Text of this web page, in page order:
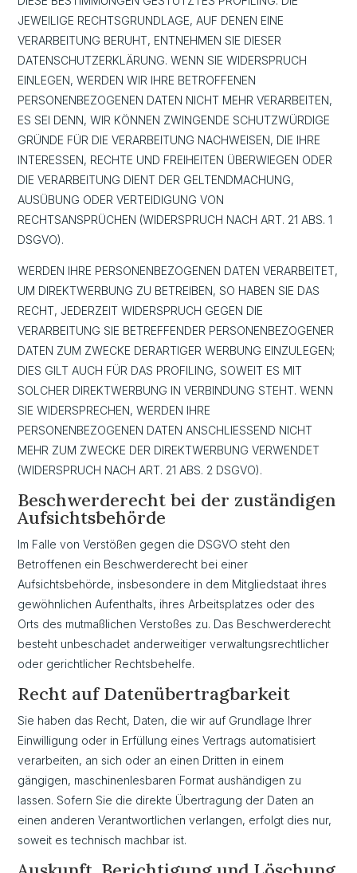
JEWEILIGE RECHTSGRUNDLAGE, AUF DENEN EINE
VERARBEITUNG BERUHT, ENTNEHMEN SIE DIESER
DATENSCHUTZERKLÄRUNG. WENN SIE WIDERSPRUCH
EINLEGEN, WERDEN WIR IHRE BETROFFENEN
PERSONENBEZOGENEN DATEN NICHT MEHR VERARBEITEN,
ES SEI DENN, WIR KÖNNEN ZWINGENDE SCHUTZWÜRDIGE
GRÜNDE FÜR DIE VERARBEITUNG NACHWEISEN, DIE IHRE
INTERESSEN, RECHTE UND FREIHEITEN ÜBERWIEGEN ODER
DIE VERARBEITUNG DIENT DER GELTENDMACHUNG,
AUSÜBUNG ODER VERTEIDIGUNG VON
RECHTSANSPRÜCHEN (WIDERSPRUCH NACH ART. 21 ABS. 1
DSGVO).
WERDEN IHRE PERSONENBEZOGENEN DATEN VERARBEITET,
UM DIREKTWERBUNG ZU BETREIBEN, SO HABEN SIE DAS
RECHT, JEDERZEIT WIDERSPRUCH GEGEN DIE
VERARBEITUNG SIE BETREFFENDER PERSONENBEZOGENER
DATEN ZUM ZWECKE DERARTIGER WERBUNG EINZULEGEN;
DIES GILT AUCH FÜR DAS PROFILING, SOWEIT ES MIT
SOLCHER DIREKTWERBUNG IN VERBINDUNG STEHT. WENN
SIE WIDERSPRECHEN, WERDEN IHRE
PERSONENBEZOGENEN DATEN ANSCHLIESSEND NICHT
MEHR ZUM ZWECKE DER DIREKTWERBUNG VERWENDET
(WIDERSPRUCH NACH ART. 21 ABS. 2 DSGVO).
Beschwerde­recht bei der zuständigen
Aufsichts­behörde
Im Falle von Verstößen gegen die DSGVO steht den
Betroffenen ein Beschwerderecht bei einer
Aufsichtsbehörde, insbesondere in dem Mitgliedstaat ihres
gewöhnlichen Aufenthalts, ihres Arbeitsplatzes oder des
Orts des mutmaßlichen Verstoßes zu. Das Beschwerderecht
besteht unbeschadet anderweitiger verwaltungsrechtlicher
oder gerichtlicher Rechtsbehelfe.
Recht auf Daten­übertrag­barkeit
Sie haben das Recht, Daten, die wir auf Grundlage Ihrer
Einwilligung oder in Erfüllung eines Vertrags automatisiert
verarbeiten, an sich oder an einen Dritten in einem
gängigen, maschinenlesbaren Format aushändigen zu
lassen. Sofern Sie die direkte Übertragung der Daten an
einen anderen Verantwortlichen verlangen, erfolgt dies nur,
soweit es technisch machbar ist.